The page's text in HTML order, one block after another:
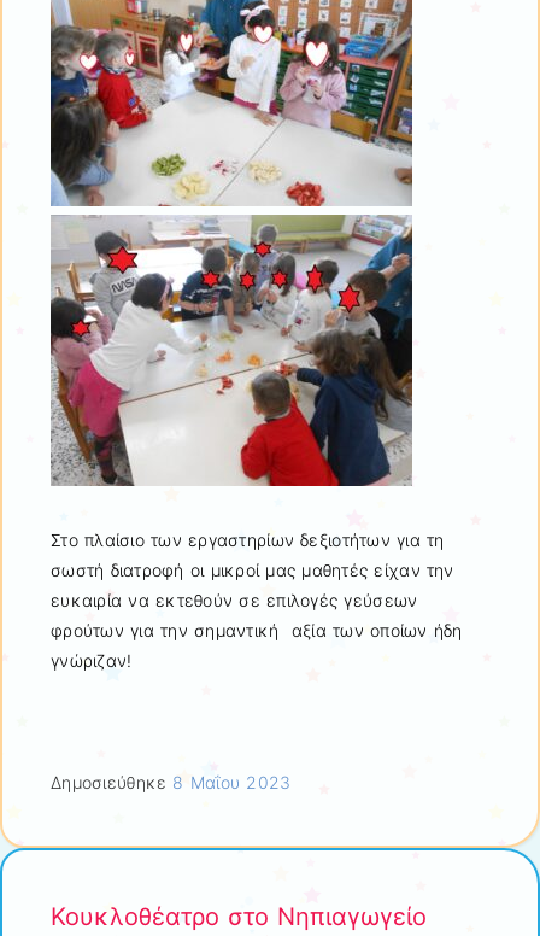
Στο πλαίσιο των εργαστηρίων δεξιοτήτων για τη
σωστή διατροφή οι μικροί μας μαθητές είχαν την
ευκαιρία να εκτεθούν σε επιλογές γεύσεων
φρούτων για την σημαντική αξία των οποίων ήδη
γνώριζαν!
Δημοσιεύθηκε 8 Μαΐου 2023
Κουκλοθέατρο στο Νηπιαγωγείο